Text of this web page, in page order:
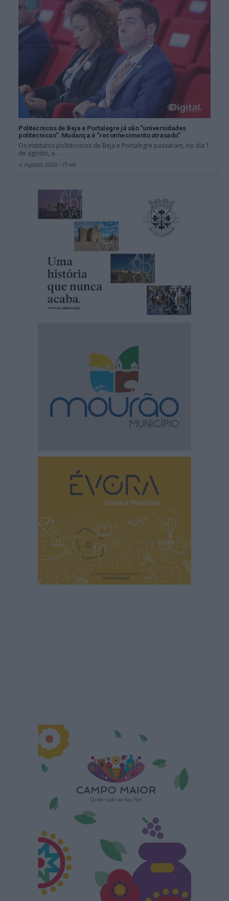
Politécnicos de Beja e Portalegre já são “universidades
politécnicas”: Mudança é “reconhecimento atrasado”
Os institutos politécnicos de Beja e Portalegre passaram, no dia 1
de agosto, a...
4 Agosto, 2026 - 17:46